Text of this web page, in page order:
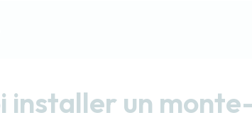
escalier choisir ?
d’un monte-escalier
installer un